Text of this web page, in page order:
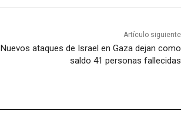
Artículo siguiente
Nuevos ataques de Israel en Gaza dejan como
saldo 41 personas fallecidas